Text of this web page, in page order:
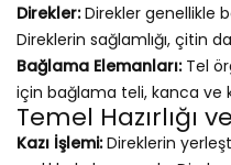
Direkler:Direkler genellikle
Direklerin sağlamlığı, çitin
Bağlama Elemanları:Tel
için bağlama teli, kanca ve
Temel Hazırlığı
Kazı İşlemi:Direklerin